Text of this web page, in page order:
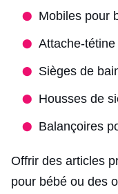
Mobiles pour
Attache-tétine
Sièges de
Housses de
Balançoires
Offrir des articles
pour bébé ou des